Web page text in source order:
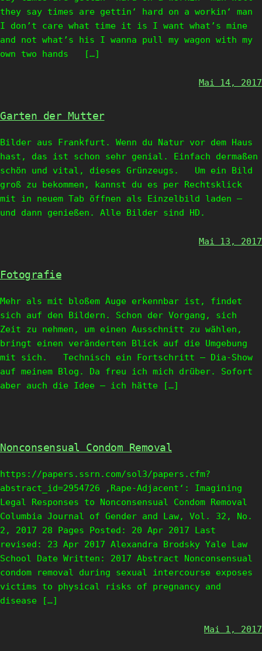
they say times are gettin‘ hard on a workin‘ man
I don’t care what time it is I want what’s mine
and not what’s his I wanna pull my wagon with my
own two hands […]
Mai 14, 2017
Garten der Mutter
Bilder aus Frankfurt. Wenn du Natur vor dem Haus
hast, das ist schon sehr genial. Einfach dermaßen
schön und vital, dieses Grünzeugs. Um ein Bild
groß zu bekommen, kannst du es per Rechtsklick
mit in neuem Tab öffnen als Einzelbild laden –
und dann genießen. Alle Bilder sind HD.
Mai 13, 2017
Fotografie
Mehr als mit bloßem Auge erkennbar ist, findet
sich auf den Bildern. Schon der Vorgang, sich
Zeit zu nehmen, um einen Ausschnitt zu wählen,
bringt einen veränderten Blick auf die Umgebung
mit sich. Technisch ein Fortschritt – Dia-Show
auf meinem Blog. Da freu ich mich drüber. Sofort
aber auch die Idee – ich hätte […]
Nonconsensual Condom Removal
https://papers.ssrn.com/sol3/papers.cfm?
abstract_id=2954726 ‚Rape-Adjacent‘: Imagining
Legal Responses to Nonconsensual Condom Removal
Columbia Journal of Gender and Law, Vol. 32, No.
2, 2017 28 Pages Posted: 20 Apr 2017 Last
revised: 23 Apr 2017 Alexandra Brodsky Yale Law
School Date Written: 2017 Abstract Nonconsensual
condom removal during sexual intercourse exposes
victims to physical risks of pregnancy and
disease […]
Mai 1, 2017